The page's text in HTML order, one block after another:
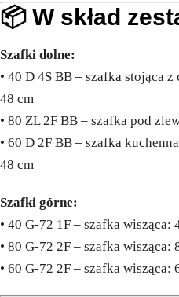
📦 W skład
Szafki dolne:
• 40 D 4S BB – szafka stojąca
48 cm
• 80 ZL 2F BB – szafka pod
• 60 D 2F BB – szafka
48 cm
Szafki górne:
• 40 G-72 1F – szafka wisząca:
• 80 G-72 2F – szafka wisząca:
• 60 G-72 2F – szafka wisząca: